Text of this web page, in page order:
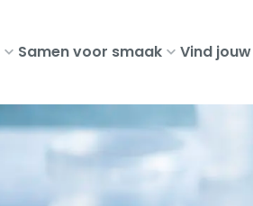
Samen voor smaak Vind